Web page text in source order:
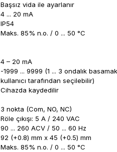
Başsız vida ile ayarlanır
4 ... 20 mA
IP54
Maks. 85% n.o. / 0 ... 50 °C
4 – 20 mA
-1999 ... 9999 (1 ... 3 ondalık
kullanıcı tarafından seçilebilir)
Cihazda kaydedilir
3 nokta (Com, NO, NC)
Röle çıkışı: 5 A / 240 VAC
90 ... 260 ACV / 50 ... 60 Hz
92 (+0.8) mm x 45 (+0.5) mm
Maks. 85% n.o. / 0 ... 50 °C